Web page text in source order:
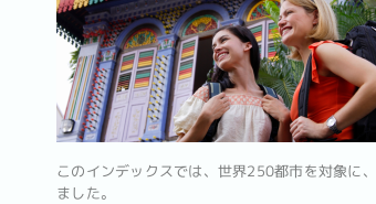
このインデックスでは、世界250都市を対象に
ました。